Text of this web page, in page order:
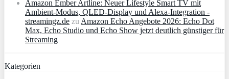
Amazon Ember Artline: Neuer Lifestyle Smart TV mit
Ambient‑Modus, QLED‑Display und Alexa‑Integration -
streamingz.de zu Amazon Echo Angebote 2026: Echo Dot
Max, Echo Studio und Echo Show jetzt deutlich günstiger für
Streaming
Kategorien